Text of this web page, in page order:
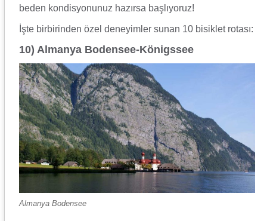
beden kondisyonunuz hazırsa başlıyoruz!
İşte birbirinden özel deneyimler sunan 10 bisiklet rotası:
10) Almanya Bodensee-Königssee
Almanya Bodensee